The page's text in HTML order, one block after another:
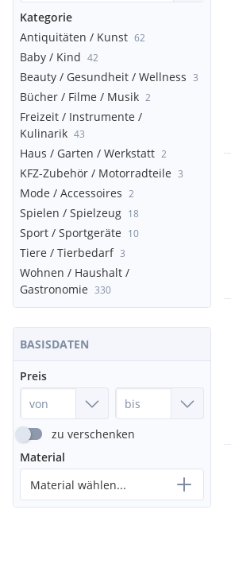
Kategorie
Antiquitäten / Kunst 62
Baby / Kind 42
Beauty / Gesundheit / Wellness 3
Bücher / Filme / Musik 2
Freizeit / Instrumente /
Kulinarik 43
Haus / Garten / Werkstatt 2
KFZ-Zubehör / Motorradteile 3
Mode / Accessoires 2
Spielen / Spielzeug 18
Sport / Sportgeräte 10
Tiere / Tierbedarf 3
Wohnen / Haushalt /
Gastronomie 330
BASISDATEN
Preis
zu verschenken
Material
Material wählen...